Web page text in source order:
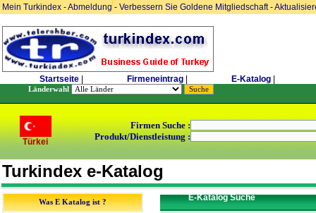
Mein Turkindex -Abmeldung- Verbessern Sie Goldene Mitgliedschaft-
Startseite Firmeneintrag E-Katalog
Länderwahl
Türkei
Firmen Suche :
Produkt/Dienstleistung :
Turkindex e-Katalog
Was E Katalog ist ? E-Katalog Suche